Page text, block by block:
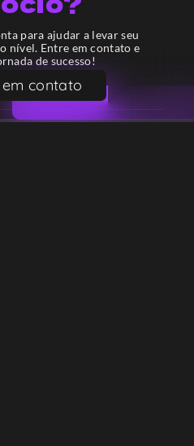
para ajudar a levar seu
nível. Entre em contato e
de sucesso!
contato